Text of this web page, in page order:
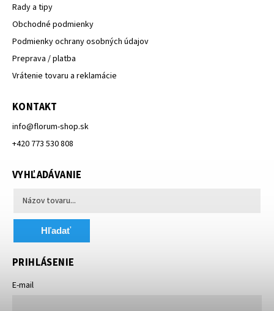
Rady a tipy
Obchodné podmienky
Podmienky ochrany osobných údajov
Preprava / platba
Vrátenie tovaru a reklamácie
KONTAKT
info@florum-shop.sk
+420 773 530 808
VYHĽADÁVANIE
Hľadať
PRIHLÁSENIE
E-mail